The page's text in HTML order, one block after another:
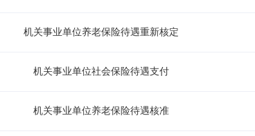
机关事业单位养老保险待遇重新核定
机关事业单位社会保险待遇支付
机关事业单位养老保险待遇核准